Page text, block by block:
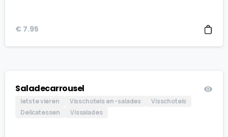
€ 7.95
Saladecarrousel
Iets te vieren Visschotels en -salades
Visschotels
Delicatessen
Vissalades